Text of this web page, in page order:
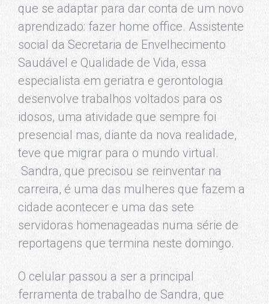
que se adaptar para dar conta de um novo
aprendizado: fazer home office. Assistente
social da Secretaria de Envelhecimento
Saudável e Qualidade de Vida, essa
especialista em geriatra e gerontologia
desenvolve trabalhos voltados para os
idosos, uma atividade que sempre foi
presencial mas, diante da nova realidade,
teve que migrar para o mundo virtual.
Sandra, que precisou se reinventar na
carreira, é uma das mulheres que fazem a
cidade acontecer e uma das sete
servidoras homenageadas numa série de
reportagens que termina neste domingo.
O celular passou a ser a principal
ferramenta de trabalho de Sandra, que